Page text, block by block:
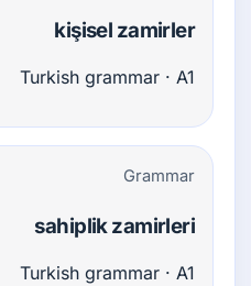
kişisel zamirler
Turkish grammar · A1
Grammar
sahiplik zamirleri
Turkish grammar · A1